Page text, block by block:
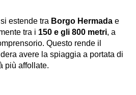
estende tra Borgo Hermada e
tra i 150 e gli 800 metri, a
Questo rende il
avere la spiaggia a portata di
più affollate.